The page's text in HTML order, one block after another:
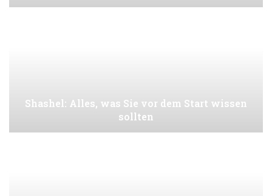
Shashel: Alles, was Sie vor dem Start wissen
sollten